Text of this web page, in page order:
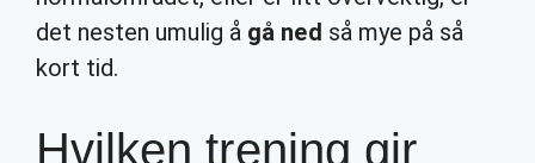
det nesten umulig å gå ned så mye på så
kort tid.
Hvilken trening gir